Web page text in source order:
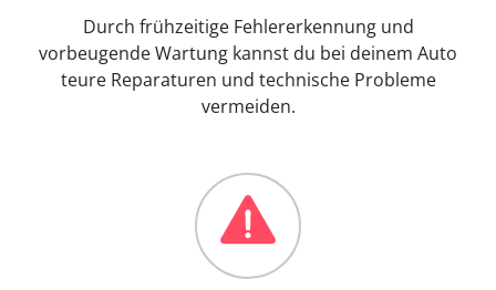
Durch frühzeitige Fehlererkennung und
vorbeugende Wartung kannst du bei deinem Auto
teure Reparaturen und technische Probleme
vermeiden.